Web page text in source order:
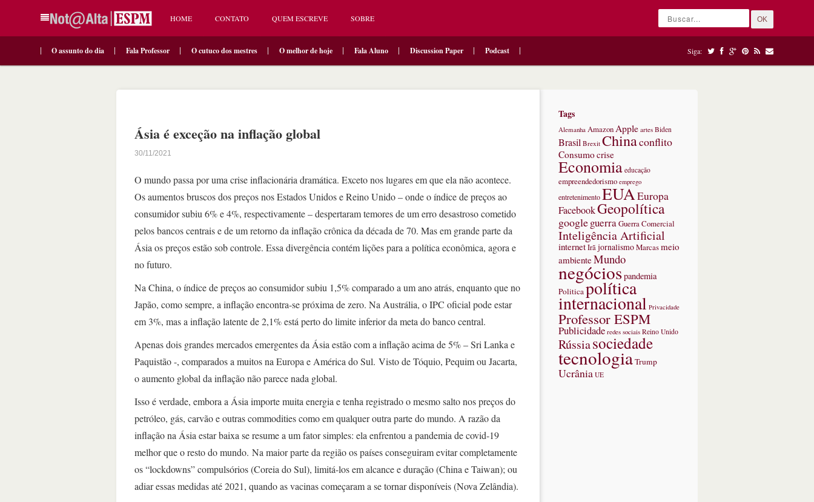
HOME CONTATO QUEM ESCREVE SOBRE OK
O assunto do dia Fala Professor O cutuco dos mestres O melhor de hoje Fala Aluno Discussion Paper Podcast Siga:
Ásia é exceção na inflação global
30/11/2021
O mundo passa por uma crise inflacionária dramática. Exceto nos lugares em que ela não acontece.
Os aumentos bruscos dos preços nos Estados Unidos e Reino Unido – onde o índice de preços ao
consumidor subiu 6% e 4%, respectivamente – despertaram temores de um erro desastroso cometido
pelos bancos centrais e de um retorno da inflação crônica da década de 70. Mas em grande parte da
Ásia os preços estão sob controle. Essa divergência contém lições para a política econômica, agora e
no futuro.
Na China, o índice de preços ao consumidor subiu 1,5% comparado a um ano atrás, enquanto que no
Japão, como sempre, a inflação encontra-se próxima de zero. Na Austrália, o IPC oficial pode estar
em 3%, mas a inflação latente de 2,1% está perto do limite inferior da meta do banco central.
Apenas dois grandes mercados emergentes da Ásia estão com a inflação acima de 5% – Sri Lanka e
Paquistão -, comparados a muitos na Europa e América do Sul. Visto de Tóquio, Pequim ou Jacarta,
o aumento global da inflação não parece nada global.
Isso é verdade, embora a Ásia importe muita energia e tenha registrado o mesmo salto nos preços do
petróleo, gás, carvão e outras commodities como em qualquer outra parte do mundo. A razão da
inflação na Ásia estar baixa se resume a um fator simples: ela enfrentou a pandemia de covid-19
melhor que o resto do mundo. Na maior parte da região os países conseguiram evitar completamente
os “lockdowns” compulsórios (Coreia do Sul), limitá-los em alcance e duração (China e Taiwan); ou
adiar essas medidas até 2021, quando as vacinas começaram a se tornar disponíveis (Nova Zelândia).
Tags
Alemanha Amazon Apple artes Biden
Brasil Brexit Chinaconflito
Consumocrise
Economia educação
empreendedorismo emprego
entretenimentoEUAEuropa
FacebookGeopolítica
googleguerraGuerra Comercial
Inteligência Artificial
internetIrãjornalismoMarcasmeio
ambienteMundo
negóciospandemia
Politicapolítica
internacional Privacidade
Professor ESPM
Publicidade redes sociais Reino Unido
Rússiasociedade
tecnologiaTrump
Ucrânia UE